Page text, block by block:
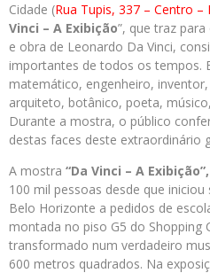
Cidade (Rua Tupis, 337 – Centro –
Vinci – A Exibição”, que traz
e obra de Leonardo Da Vinci,
importantes de todos os tempos.
matemático, engenheiro,
arquiteto, botânico, poeta,
Durante a mostra, o público
destas faces deste extraordinário
A mostra “Da Vinci – A Exibição”,
100 mil pessoas desde que
Belo Horizonte a pedidos de
montada no piso G5 do Shopping
transformado num verdadeiro
600 metros quadrados. Na